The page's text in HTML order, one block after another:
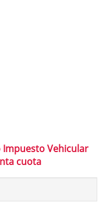
Vehicular
cuota